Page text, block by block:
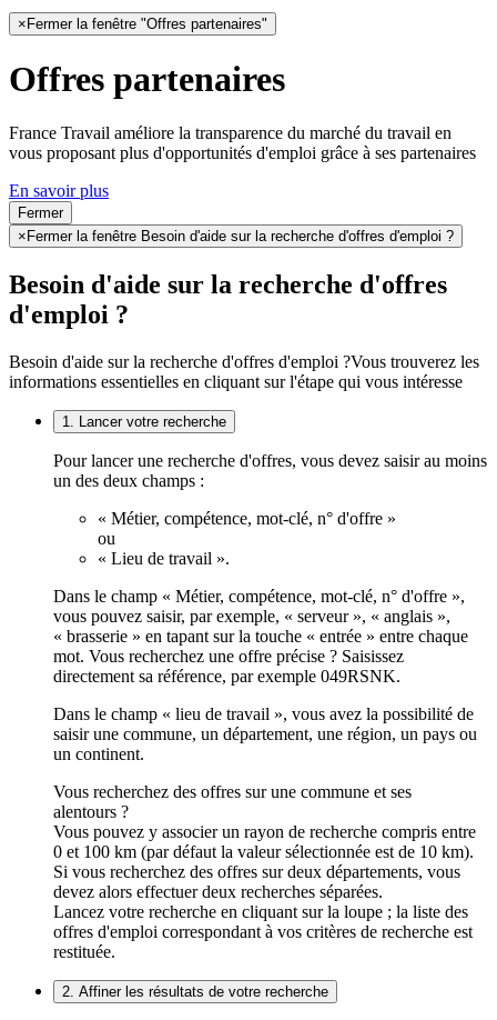
×Fermer la fenêtre "Offres partenaires"
Offres partenaires
France Travail améliore la transparence du marché du travail en
vous proposant plus d'opportunités d'emploi grâce à ses partenaires
En savoir plus
Fermer
× Fermer la fenêtre Besoin d'aide sur la recherche d'offres d'emploi ?
Besoin d'aide sur la recherche d'offres
d'emploi ?
Besoin d'aide sur la recherche d'offres d'emploi ?Vous trouverez les
informations essentielles en cliquant sur l'étape qui vous intéresse
1. Lancer votre recherche
Pour lancer une recherche d'offres, vous devez saisir au moins
un des deux champs :
« Métier, compétence, mot-clé, n° d'offre »
ou
« Lieu de travail ».
Dans le champ « Métier, compétence, mot-clé, n° d'offre »,
vous pouvez saisir, par exemple, « serveur », « anglais »,
« brasserie » en tapant sur la touche « entrée » entre chaque
mot. Vous recherchez une offre précise ? Saisissez
directement sa référence, par exemple 049RSNK.
Dans le champ « lieu de travail », vous avez la possibilité de
saisir une commune, un département, une région, un pays ou
un continent.
Vous recherchez des offres sur une commune et ses
alentours ?
Vous pouvez y associer un rayon de recherche compris entre
0 et 100 km (par défaut la valeur sélectionnée est de 10 km).
Si vous recherchez des offres sur deux départements, vous
devez alors effectuer deux recherches séparées.
Lancez votre recherche en cliquant sur la loupe ; la liste des
offres d'emploi correspondant à vos critères de recherche est
restituée.
2. Affiner les résultats de votre recherche